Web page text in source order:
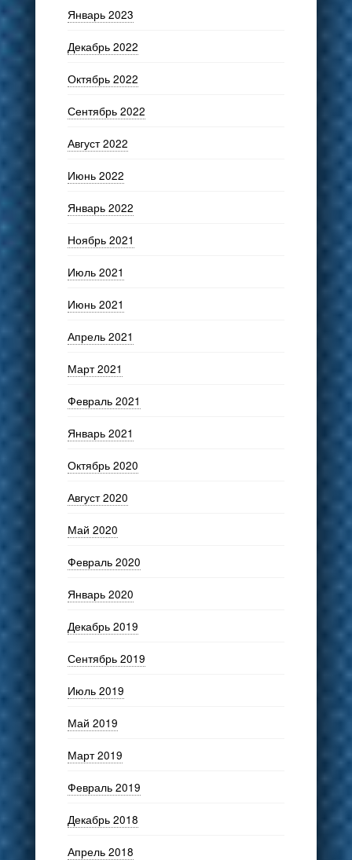
Январь 2023
Декабрь 2022
Октябрь 2022
Сентябрь 2022
Август 2022
Июнь 2022
Январь 2022
Ноябрь 2021
Июль 2021
Июнь 2021
Апрель 2021
Март 2021
Февраль 2021
Январь 2021
Октябрь 2020
Август 2020
Май 2020
Февраль 2020
Январь 2020
Декабрь 2019
Сентябрь 2019
Июль 2019
Май 2019
Март 2019
Февраль 2019
Декабрь 2018
Апрель 2018